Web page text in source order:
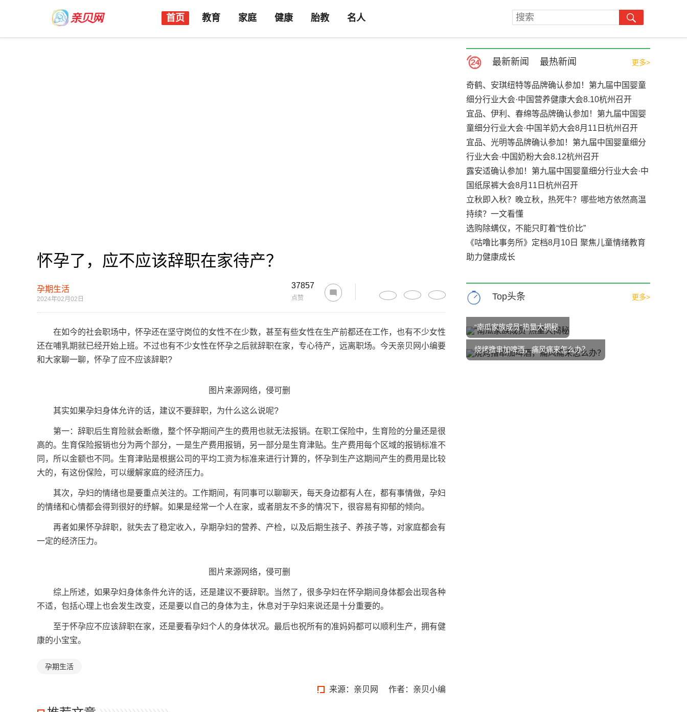
首页 教育 家庭 健康 胎教 名人
怀孕了，应不应该辞职在家待产？
孕期生活
2024年02月02日
37857
点赞
在如今的社会职场中，怀孕还在坚守岗位的女性不在少数，甚至有些女性在生产前都还在工作，也有不少女性
还在哺乳期就已经开始上班。不过也有不少女性在怀孕之后就辞职在家，专心待产，远离职场。今天亲贝网小编要
和大家聊一聊，怀孕了应不应该辞职?
图片来源网络，侵可删
其实如果孕妇身体允许的话，建议不要辞职，为什么这么说呢?
第一：辞职后生育险就会断缴，整个怀孕期间产生的费用也就无法报销。在职工保险中，生育险的分量还是很
高的。生育保险报销也分为两个部分，一是生产费用报销，另一部分是生育津贴。生产费用每个区域的报销标准不
同，所以金额也不同。生育津贴是根据公司的平均工资为标准来进行计算的，怀孕到生产这期间产生的费用是比较
大的，有这份保险，可以缓解家庭的经济压力。
其次，孕妇的情绪也是要重点关注的。工作期间，有同事可以聊聊天，每天身边都有人在，都有事情做，孕妇
的情绪和心情都会得到很好的纾解。如果是经常一个人在家，或者朋友不多的情况下，很容易有抑郁的倾向。
再者如果怀孕辞职，就失去了稳定收入，孕期孕妇的营养、产检，以及后期生孩子、养孩子等，对家庭都会有
一定的经济压力。
​​​​​​​图片来源网络，侵可删
综上所述，如果孕妇身体条件允许的话，还是建议不要辞职。当然了，很多孕妇在怀孕期间身体都会出现各种
不适，包括心理上也会发生改变，还是要以自己的身体为主，休息对于孕妇来说还是十分重要的。
至于怀孕应不应该辞职在家，还是要看孕妇个人的身体状况。最后也祝所有的准妈妈都可以顺利生产，拥有健
康的小宝宝。
孕期生活
来源： 亲贝网 作者：亲贝小编
最新新闻 最热新闻 更多>
奇鹤、安琪纽特等品牌确认参加！第九届中国婴童
细分行业大会·中国营养健康大会8.10杭州召开
宜品、伊利、春绵等品牌确认参加！第九届中国婴
童细分行业大会·中国羊奶大会8月11日杭州召开
宜品、光明等品牌确认参加！第九届中国婴童细分
行业大会·中国奶粉大会8.12杭州召开
露安适确认参加！第九届中国婴童细分行业大会·中
国纸尿裤大会8月11日杭州召开
立秋即入秋？晚立秋，热死牛？哪些地方依然高温
持续？一文看懂
选购除螨仪，不能只盯着“性价比”
《咕噜比事务所》定档8月10日 聚焦儿童情绪教育
助力健康成长
Top头条 更多>
“南瓜家族成员”热量大揭秘
烧烤撸串加啤酒，痛风痛来怎么办？